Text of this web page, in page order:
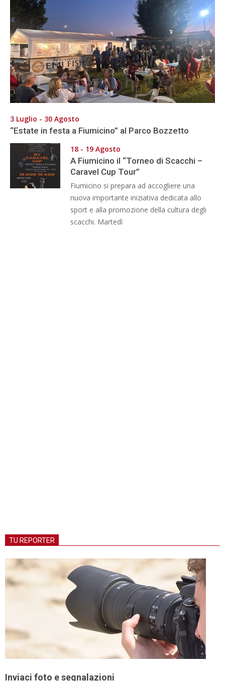
3 Luglio - 30 Agosto
“Estate in festa a Fiumicino” al Parco Bozzetto
18 - 19 Agosto
A Fiumicino il “Torneo di Scacchi –
Caravel Cup Tour”
Fiumicino si prepara ad accogliere una
nuova importante iniziativa dedicata allo
sport e alla promozione della cultura degli
scacchi. Martedì
TU REPORTER
Inviaci foto e segnalazioni